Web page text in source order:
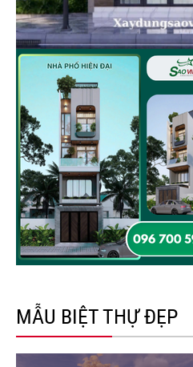
MẪU BIỆT THỰ ĐẸP